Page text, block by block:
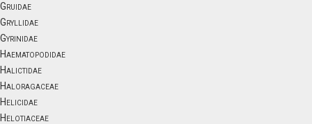
Gruidae
Gryllidae
Gyrinidae
Haematopodidae
Halictidae
Haloragaceae
Helicidae
Helotiaceae